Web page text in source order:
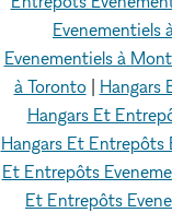
Evenementiels
Evenementiels à
à Toronto| Hangars
Hangars Et
Hangars Et Entrepôts
Et Entrepôts
Et Entrepôts